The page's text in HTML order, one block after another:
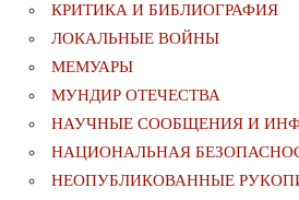
КРИТИКА И БИБЛИОГРАФИЯ
ЛОКАЛЬНЫЕ ВОЙНЫ
МЕМУАРЫ
МУНДИР ОТЕЧЕСТВА
НАУЧНЫЕ СООБЩЕНИЯ И
НАЦИОНАЛЬНАЯ
НЕОПУБЛИКОВАННЫЕ